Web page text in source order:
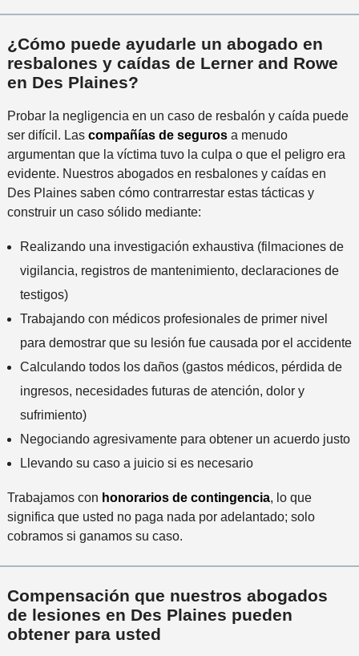
P
e
f
e
o
i
e
n
t
e
e
r
c
n
a
a
l
i
n
i
d
e
e
*
*
¿Cómo puede ayudarle un abogado en
resbalones y caídas de Lerner and Rowe
en Des Plaines?
Probar la negligencia en un caso de resbalón y caída puede
ser difícil. Las compañías de segurosa menudo
argumentan que la víctima tuvo la culpa o que el peligro era
evidente. Nuestros abogados en resbalones y caídas en
Des Plaines saben cómo contrarrestar estas tácticas y
construir un caso sólido mediante:
Realizando una investigación exhaustiva (filmaciones de
vigilancia, registros de mantenimiento, declaraciones de
testigos)
Trabajando con médicos profesionales de primer nivel
para demostrar que su lesión fue causada por el accidente
Calculando todos los daños (gastos médicos, pérdida de
ingresos, necesidades futuras de atención, dolor y
sufrimiento)
Negociando agresivamente para obtener un acuerdo justo
Llevando su caso a juicio si es necesario
Trabajamos con honorarios de contingencia, lo que
significa que usted no paga nada por adelantado; solo
cobramos si ganamos su caso.
Compensación que nuestros abogados
de lesiones en Des Plaines pueden
obtener para usted